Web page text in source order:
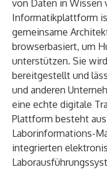
von Daten in Wissen
Informatikplattform
gemeinsame
browserbasiert, um
unterstützen. Sie
bereitgestellt und
und anderen
eine echte digitale
Plattform besteht
Laborinformations-
integrierten